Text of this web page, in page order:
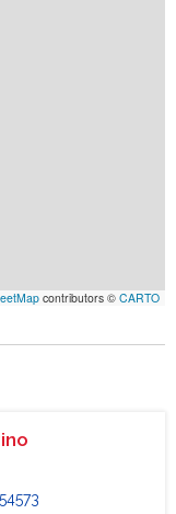
contributors © CARTO